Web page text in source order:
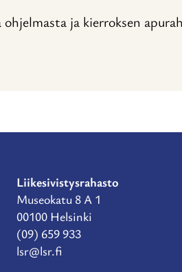
ja kierroksen
Liikesivistysrahasto
Museokatu 8 A 1
00100 Helsinki
(09) 659 933
lsr@lsr.fi